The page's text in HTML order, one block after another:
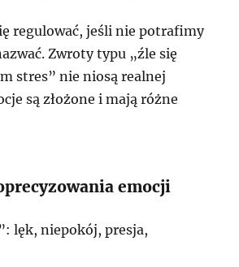
regulować, jeśli nie potrafimy
Zwroty typu „źle się
stres” nie niosą realnej
są złożone i mają różne
emocji
lęk, niepokój, presja,